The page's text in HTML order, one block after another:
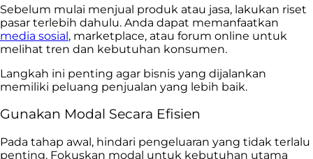
Sebelum mulai menjual produk atau jasa, lakukan riset
pasar terlebih dahulu. Anda dapat memanfaatkan
media sosial, marketplace, atau forum online untuk
melihat tren dan kebutuhan konsumen.
Langkah ini penting agar bisnis yang dijalankan
memiliki peluang penjualan yang lebih baik.
Gunakan Modal Secara Efisien
Pada tahap awal, hindari pengeluaran yang tidak terlalu
penting. Fokuskan modal untuk kebutuhan utama